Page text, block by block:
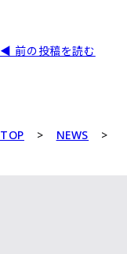
◀ 前の投稿を読む
TOP > NEWS >